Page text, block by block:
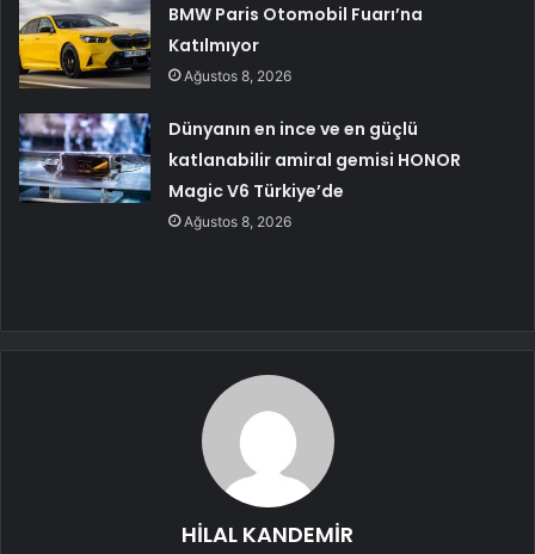
BMW Paris Otomobil Fuarı’na
Katılmıyor
Ağustos 8, 2026
Dünyanın en ince ve en güçlü
katlanabilir amiral gemisi HONOR
Magic V6 Türkiye’de
Ağustos 8, 2026
HİLAL KANDEMİR